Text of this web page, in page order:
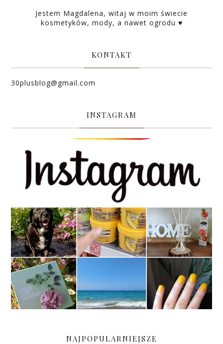
Jestem Magdalena, witaj w moim świecie
kosmetyków, mody, a nawet ogrodu ♥
KONTAKT
30plusblog@gmail.com
INSTAGRAM
NAJPOPULARNIEJSZE